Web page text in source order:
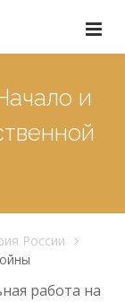
и
России
работа на